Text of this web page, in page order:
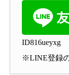
ID816ueyxg
※LINE登録